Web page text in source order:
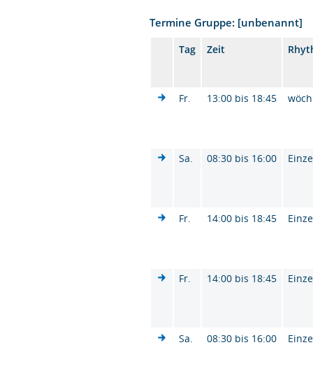
Termine Gruppe: [unbenannt]
Tag Zeit
Fr. 13:00 bis 18:45
Sa. 08:30 bis 16:00
Fr. 14:00 bis 18:45
Fr. 14:00 bis 18:45
Sa. 08:30 bis 16:00